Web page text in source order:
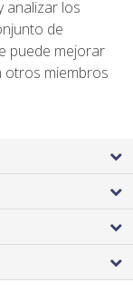
analizar los
de
puede mejorar
otros miembros